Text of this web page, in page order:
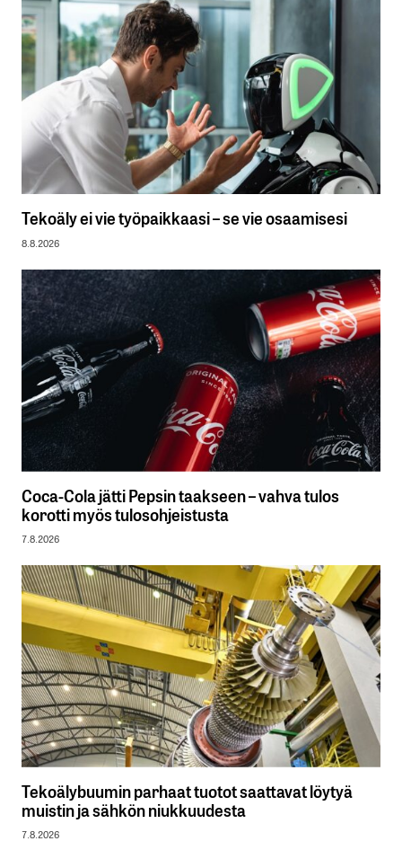
Tekoäly ei vie työpaikkaasi – se vie osaamisesi
8.8.2026
Coca-Cola jätti Pepsin taakseen – vahva tulos
korotti myös tulosohjeistusta
7.8.2026
Tekoälybuumin parhaat tuotot saattavat löytyä
muistin ja sähkön niukkuudesta
7.8.2026